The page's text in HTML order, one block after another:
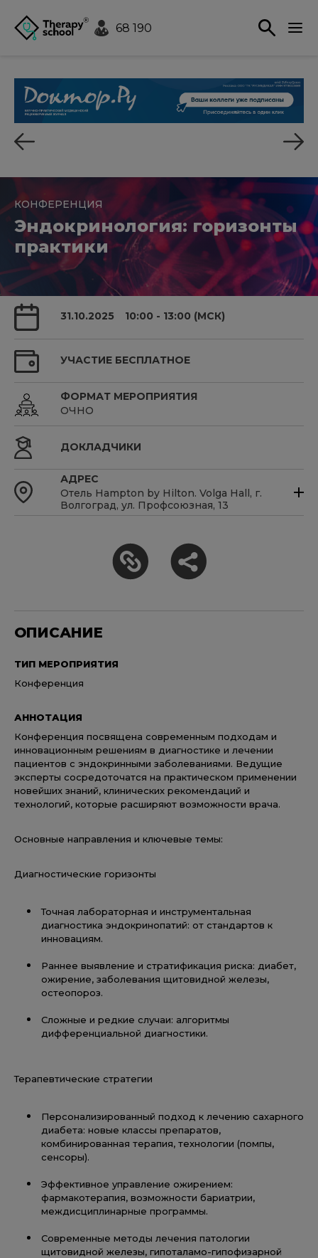
68 190
КОНФЕРЕНЦИЯ
Эндокринология: горизонты
практики
31.10.2025 10:00 - 13:00 (МСК)
УЧАСТИЕ БЕСПЛАТНОЕ
ФОРМАТ МЕРОПРИЯТИЯ
ОЧНО
ДОКЛАДЧИКИ
АДРЕС
Отель Hampton by Hilton. Volga Hall, г.
Волгоград, ул. Профсоюзная, 13
ОПИСАНИЕ
ТИП МЕРОПРИЯТИЯ
Конференция
АННОТАЦИЯ
Конференция посвящена современным подходам и
инновационным решениям в диагностике и лечении
пациентов с эндокринными заболеваниями. Ведущие
эксперты сосредоточатся на практическом применении
новейших знаний, клинических рекомендаций и
технологий, которые расширяют возможности врача.
Основные направления и ключевые темы:
Диагностические горизонты
Точная лабораторная и инструментальная
диагностика эндокринопатий: от стандартов к
инновациям.
Раннее выявление и стратификация риска: диабет,
ожирение, заболевания щитовидной железы,
остеопороз.
Сложные и редкие случаи: алгоритмы
дифференциальной диагностики.
Терапевтические стратегии
Персонализированный подход к лечению сахарного
диабета: новые классы препаратов,
комбинированная терапия, технологии (помпы,
сенсоры).
Эффективное управление ожирением:
фармакотерапия, возможности бариатрии,
междисциплинарные программы.
Современные методы лечения патологии
щитовидной железы, гипоталамо-гипофизарной